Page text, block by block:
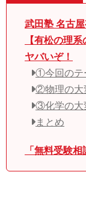
武田塾 名古
【有松の理
ヤバいぞ！
①今回のテ
②物理の大
③化学の大
まとめ
「無料受験